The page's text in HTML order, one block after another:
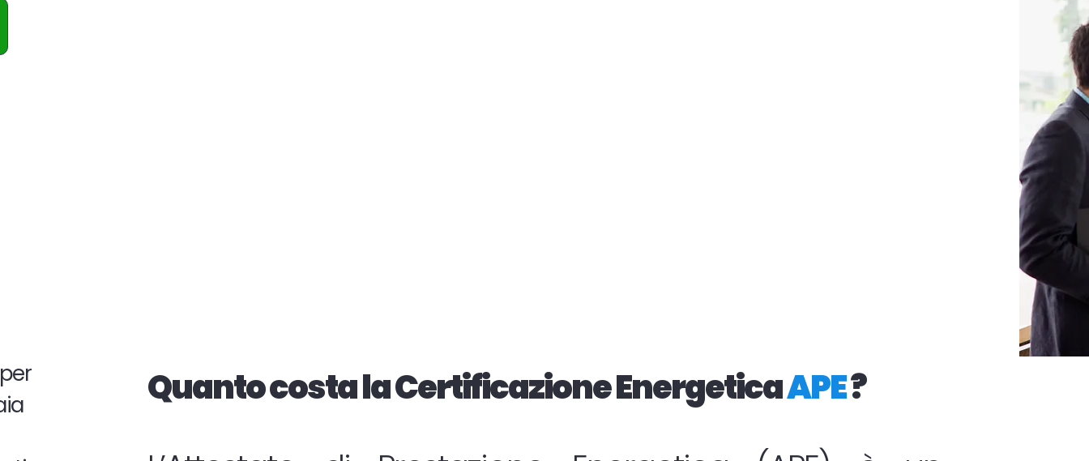
Quanto costa la Certificazione EnergeticaAPE?